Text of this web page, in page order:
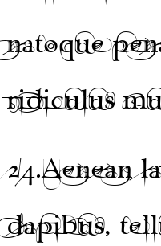
natoque
ridiculus
24.Aenean
dapibus,